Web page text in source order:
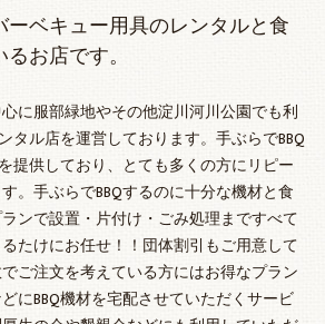
ベキュー用具のレンタルと食
お店です。
に服部緑地やその他淀川河川公園でも利
タル店を運営しております。手ぶらでBBQ
提供しており、とても多くの方にリピー
。手ぶらでBBQするのに十分な機材と食
ンで設置・片付け・ごみ処理まですべて
たけにお任せ！！団体割引もご用意して
ご注文を考えている方にはお得なプラン
にBBQ機材を宅配させていただくサービ